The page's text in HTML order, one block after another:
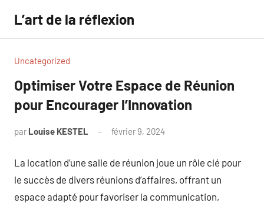
contenu
L’art de la réflexion
Uncategorized
Optimiser Votre Espace de Réunion
pour Encourager l’Innovation
par Louise KESTEL février 9, 2024
La location d’une salle de réunion joue un rôle clé pour
le succès de divers réunions d’affaires, offrant un
espace adapté pour favoriser la communication,